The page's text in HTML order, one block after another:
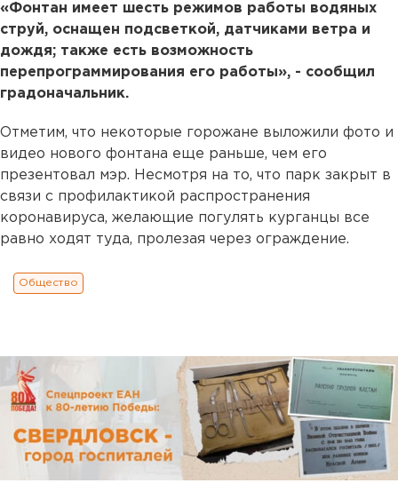
«Фонтан имеет шесть режимов работы водяных
струй, оснащен подсветкой, датчиками ветра и
дождя; также есть возможность
перепрограммирования его работы», - сообщил
градоначальник.
Отметим, что некоторые горожане выложили фото и
видео нового фонтана еще раньше, чем его
презентовал мэр. Несмотря на то, что парк закрыт в
связи с профилактикой распространения
коронавируса, желающие погулять курганцы все
равно ходят туда, пролезая через ограждение.
Общество